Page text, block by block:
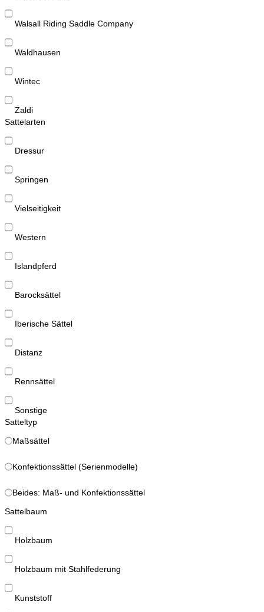
Walsall Riding Saddle Company
Waldhausen
Wintec
Zaldi
Sattelarten
Dressur
Springen
Vielseitigkeit
Western
Islandpferd
Barocksättel
Iberische Sättel
Distanz
Rennsättel
Sonstige
Satteltyp
Maßsättel
Konfektionssättel (Serienmodelle)
Beides: Maß- und Konfektionssättel
Sattelbaum
Holzbaum
Holzbaum mit Stahlfederung
Kunststoff